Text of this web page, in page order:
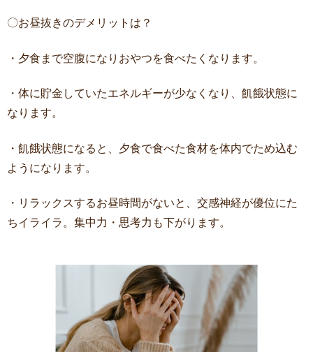
〇お昼抜きのデメリットは？
・夕食まで空腹になりおやつを食べたくなります。
・体に貯金していたエネルギーが少なくなり、飢餓状態に
なります。
・飢餓状態になると、夕食で食べた食材を体内でため込む
ようになります。
・リラックスするお昼時間がないと、交感神経が優位にた
ちイライラ。集中力・思考力も下がります。